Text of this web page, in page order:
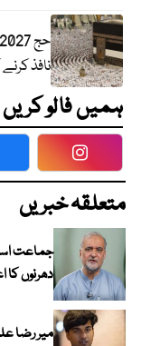
نافذ
ہمیں فالو کریں
متعلقہ خبریں
دھرنوں کا
میر رضا